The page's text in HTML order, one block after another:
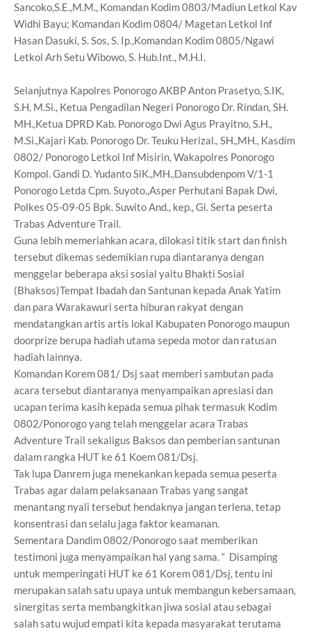
Sancoko,S.E.,M.M., Komandan Kodim 0803/Madiun Letkol Kav
Widhi Bayu; Komandan Kodim 0804/ Magetan Letkol Inf
Hasan Dasuki, S. Sos, S. Ip.,Komandan Kodim 0805/Ngawi
Letkol Arh Setu Wibowo, S. Hub.Int., M.H.I.
Selanjutnya Kapolres Ponorogo AKBP Anton Prasetyo, S.IK,
S.H, M.Si., Ketua Pengadilan Negeri Ponorogo Dr. Rindan, SH.
MH.,Ketua DPRD Kab. Ponorogo Dwi Agus Prayitno, S.H.,
M.Si.,Kajari Kab. Ponorogo Dr. Teuku Herizal., SH.,MH., Kasdim
0802/ Ponorogo Letkol Inf Misirin, Wakapolres Ponorogo
Kompol. Gandi D. Yudanto SiK.,MH.,Dansubdenpom V/1-1
Ponorogo Letda Cpm. Suyoto.,Asper Perhutani Bapak Dwi,
Polkes 05-09-05 Bpk. Suwito And., kep., Gi. Serta peserta
Trabas Adventure Trail.
Guna lebih memeriahkan acara, dilokasi titik start dan finish
tersebut dikemas sedemikian rupa diantaranya dengan
menggelar beberapa aksi sosial yaitu Bhakti Sosial
(Bhaksos)Tempat Ibadah dan Santunan kepada Anak Yatim
dan para Warakawuri serta hiburan rakyat dengan
mendatangkan artis artis lokal Kabupaten Ponorogo maupun
doorprize berupa hadiah utama sepeda motor dan ratusan
hadiah lainnya.
Komandan Korem 081/ Dsj saat memberi sambutan pada
acara tersebut diantaranya menyampaikan apresiasi dan
ucapan terima kasih kepada semua pihak termasuk Kodim
0802/Ponorogo yang telah menggelar acara Trabas
Adventure Trail sekaligus Baksos dan pemberian santunan
dalam rangka HUT ke 61 Koem 081/Dsj.
Tak lupa Danrem juga menekankan kepada semua peserta
Trabas agar dalam pelaksanaan Trabas yang sangat
menantang nyali tersebut hendaknya jangan terlena, tetap
konsentrasi dan selalu jaga faktor keamanan.
Sementara Dandim 0802/Ponorogo saat memberikan
testimoni juga menyampaikan hal yang sama. “ Disamping
untuk memperingati HUT ke 61 Korem 081/Dsj, tentu ini
merupakan salah satu upaya untuk membangun kebersamaan,
sinergitas serta membangkitkan jiwa sosial atau sebagai
salah satu wujud empati kita kepada masyarakat terutama